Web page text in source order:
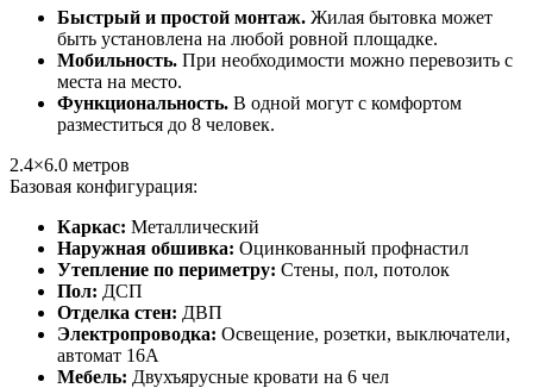
Быстрый и простой монтаж. Жилая бытовка может
быть установлена на любой ровной площадке.
Мобильность. При необходимости можно перевозить с
места на место.
Функциональность. В одной могут с комфортом
разместиться до 8 человек.
2.4×6.0 метров
Базовая конфигурация:
Каркас: Металлический
Наружная обшивка: Оцинкованный профнастил
Утепление по периметру: Стены, пол, потолок
Пол: ДСП
Отделка стен: ДВП
Электропроводка: Освещение, розетки, выключатели,
автомат 16А
Мебель: Двухъярусные кровати на 6 чел